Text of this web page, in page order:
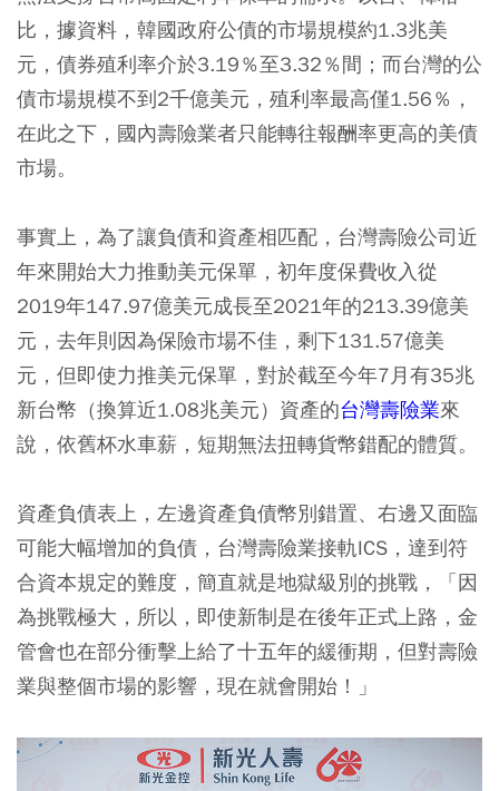
比，據資料，韓國政府公債的市場規模約1.3兆美
元，債券殖利率介於3.19％至3.32％間；而台灣的公
債市場規模不到2千億美元，殖利率最高僅1.56％，
在此之下，國內壽險業者只能轉往報酬率更高的美債
市場。
事實上，為了讓負債和資產相匹配，台灣壽險公司近
年來開始大力推動美元保單，初年度保費收入從
2019年147.97億美元成長至2021年的213.39億美
元，去年則因為保險市場不佳，剩下131.57億美
元，但即使力推美元保單，對於截至今年7月有35兆
新台幣（換算近1.08兆美元）資產的台灣壽險業來
說，依舊杯水車薪，短期無法扭轉貨幣錯配的體質。
資產負債表上，左邊資產負債幣別錯置、右邊又面臨
可能大幅增加的負債，台灣壽險業接軌ICS，達到符
合資本規定的難度，簡直就是地獄級別的挑戰，「因
為挑戰極大，所以，即使新制是在後年正式上路，金
管會也在部分衝擊上給了十五年的緩衝期，但對壽險
業與整個市場的影響，現在就會開始！」